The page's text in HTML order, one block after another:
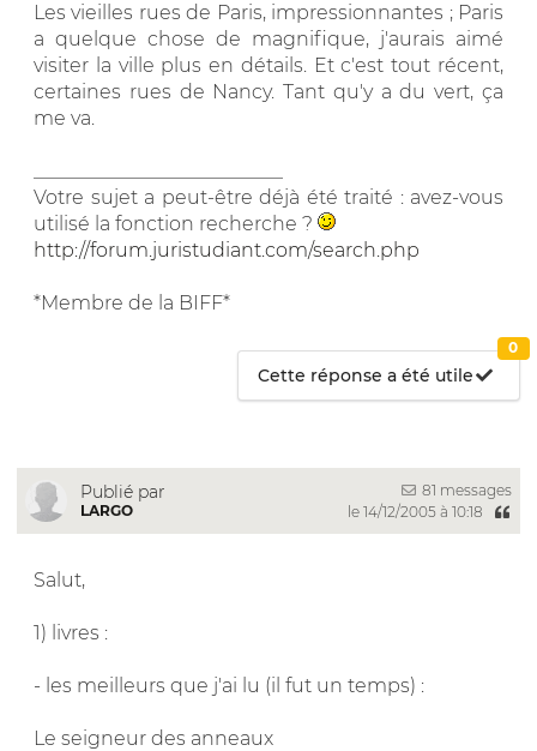
Les vieilles rues de Paris, impressionnantes ; Paris
a quelque chose de magnifique, j'aurais aimé
visiter la ville plus en détails. Et c'est tout récent,
certaines rues de Nancy. Tant qu'y a du vert, ça
me va.
Votre sujet a peut-être déjà été traité : avez-vous
utilisé la fonction recherche ?
http://forum.juristudiant.com/search.php
*Membre de la BIFF*
Cette réponse a été utile
0
Publié par
LARGO
81 messages
le 14/12/2005 à 10:18
Salut,
1) livres :
- les meilleurs que j'ai lu (il fut un temps) :
Le seigneur des anneaux